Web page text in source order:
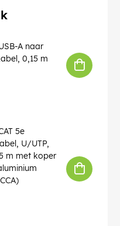
(zuurstofvrij koper)
A naar
0,15 m
5e
U/UTP,
m met koper